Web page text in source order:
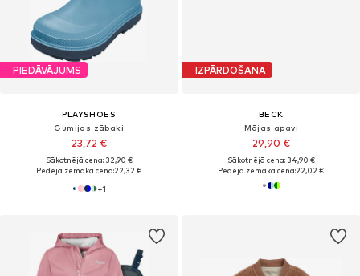
PIEDĀVĀJUMS
PLAYSHOES
Gumijas zābaki
23,72 €
Sākotnējā cena: 32,90 €
Pēdējā zemākā cena:22,32 €
+1
IZPĀRDOŠANA
BECK
Mājas apavi
29,90 €
Sākotnējā cena: 34,90 €
Pēdējā zemākā cena:22,02 €